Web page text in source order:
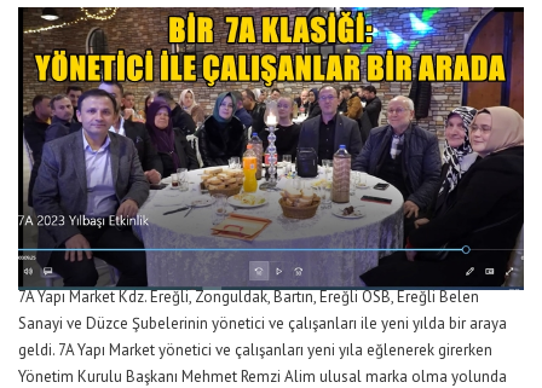
7A Yapı Market Kdz. Ereğli, Zonguldak, Bartın, Ereğli OSB, Ereğli Belen
Sanayi ve Düzce Şubelerinin yönetici ve çalışanları ile yeni yılda bir araya
geldi. 7A Yapı Market yönetici ve çalışanları yeni yıla eğlenerek girerken
Yönetim Kurulu Başkanı Mehmet Remzi Alim ulusal marka olma yolunda